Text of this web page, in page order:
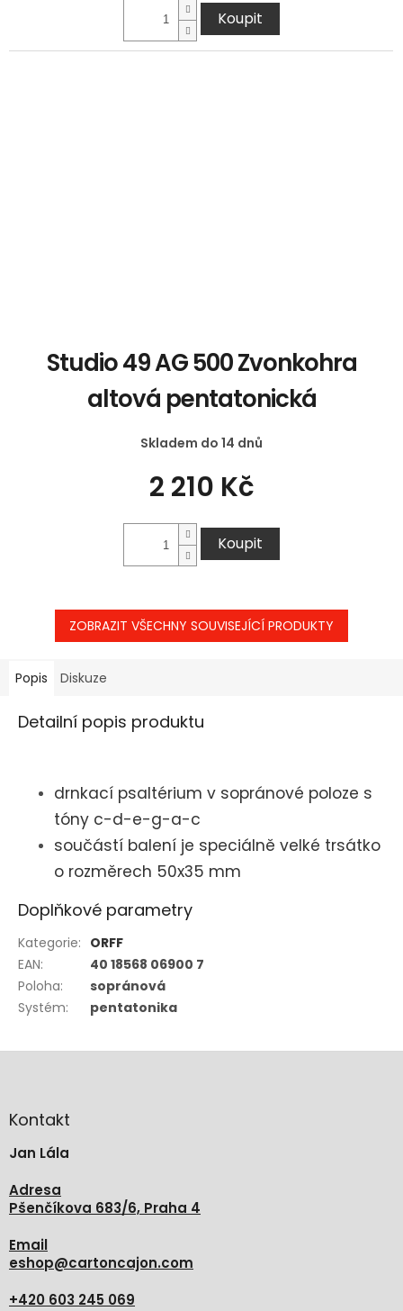
Koupit
Studio 49 AG 500 Zvonkohra
altová pentatonická
Skladem do 14 dnů
2 210 Kč
Koupit
ZOBRAZIT VŠECHNY SOUVISEJÍCÍ PRODUKTY
Popis Diskuze
Detailní popis produktu
drnkací psaltérium v sopránové poloze s
tóny c-d-e-g-a-c
součástí balení je speciálně velké trsátko
o rozměrech 50x35 mm
Doplňkové parametry
Kategorie: ORFF
EAN:
40 18568 06900 7
Poloha:
sopránová
Systém: pentatonika
aKontakt
Jan Lála
Adresa
Pšenčíkova 683/6, Praha 4
Email
eshop@cartoncajon.com
+420 603 245 069